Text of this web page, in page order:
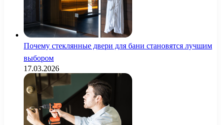
Почему стеклянные двери для бани становятся лучшим
выбором
17.03.2026